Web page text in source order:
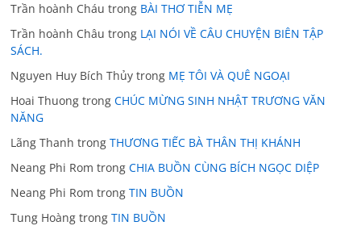
Trần hoành Cháu trong BÀI THƠ TIỄN MẸ
Trần hoành Châu trong LẠI NÓI VỀ CÂU CHUYỆN BIÊN TẬP
SÁCH.
Nguyen Huy Bích Thủy trong MẸ TÔI VÀ QUÊ NGOẠI
Hoai Thuong trongCHÚC MỪNG SINH NHẬT TRƯƠNG VĂN
NĂNG
Lãng Thanh trongTHƯƠNG TIẾC BÀ THÂN THỊ KHÁNH
Neang Phi Rom trongCHIA BUỒN CÙNG BÍCH NGỌC DIỆP
Neang Phi Rom trongTIN BUỒN
Tung Hoàng trongTIN BUỒN